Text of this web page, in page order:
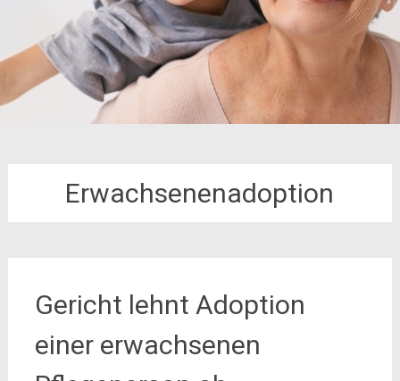
Erwachsenenadoption
Gericht lehnt Adoption
einer erwachsenen